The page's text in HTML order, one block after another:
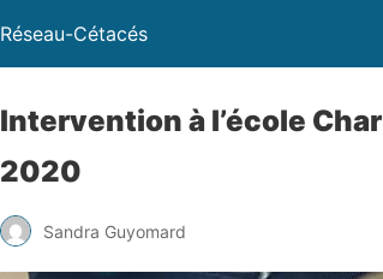
Réseau-Cétacés
Intervention à l’école
2020
Sandra Guyomard